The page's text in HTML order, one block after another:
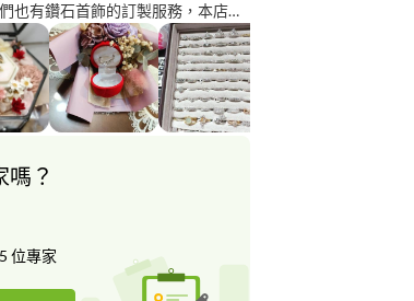
也有鑽石首飾的訂製服務，本店以
式歡迎來圖或全客製訂製，價格公
製 ?設計客製化 ?修改戒圍
嗎？
位專家